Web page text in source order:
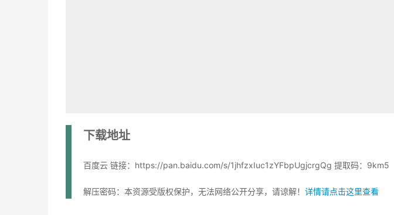
下载地址
百度云 链接：https://pan.baidu.com/s/1jhfzxIuc1zYFbpUgjcrgQg 提取码：9km5
解压密码：本资源受版权保护，无法网络公开分享，请谅解！ 详情请点击这里查看